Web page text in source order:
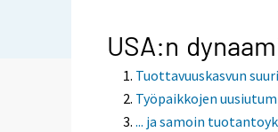
USA:n
Tuottavuuskasvun
Työpaikkojen
... ja samoin